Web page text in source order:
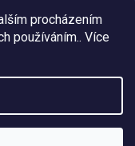
procházením
používáním.. Více
práva vyhrazena.